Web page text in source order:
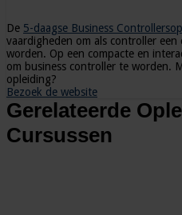
De 5-daagse Business
vaardigheden om als controller
worden. Op een compacte en
om business controller te worden.
opleiding?
Bezoek de website
Gerelateerde
Cursussen